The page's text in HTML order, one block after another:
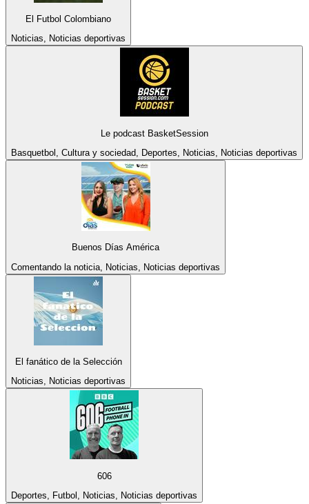
El Futbol Colombiano
Noticias, Noticias deportivas
Le podcast BasketSession
Basquetbol, Cultura y sociedad, Deportes, Noticias, Noticias deportivas
Buenos Días América
Comentando la noticia, Noticias, Noticias deportivas
El fanático de la Selección
Noticias, Noticias deportivas
606
Deportes, Futbol, Noticias, Noticias deportivas